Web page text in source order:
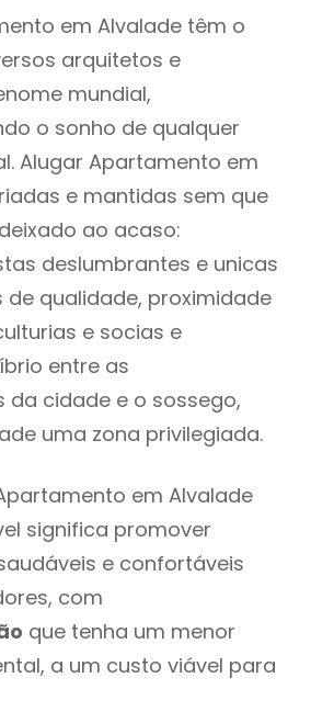
em Alvalade têm o
arquitetos e
mundial,
o sonho de qualquer
Alugar Apartamento em
e mantidas sem que
ao acaso:
deslumbrantes e unicas
qualidade, proximidade
e socias e
entre as
da cidade e o sossego,
uma zona privilegiada.
em Alvalade
significa promover
e confortáveis
com
que tenha um menor
a um custo viável para